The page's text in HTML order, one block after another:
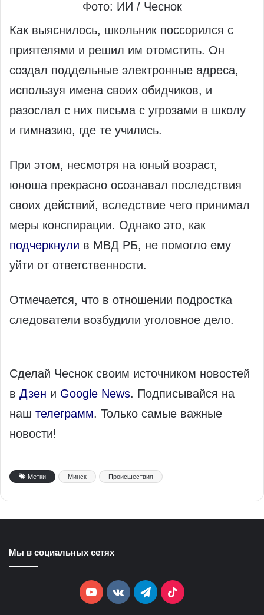
Фото: ИИ / Чеснок
Как выяснилось, школьник поссорился с
приятелями и решил им отомстить. Он
создал поддельные электронные адреса,
используя имена своих обидчиков, и
разослал с них письма с угрозами в школу
и гимназию, где те учились.
При этом, несмотря на юный возраст,
юноша прекрасно осознавал последствия
своих действий, вследствие чего принимал
меры конспирации. Однако это, как
подчеркнули в МВД РБ, не помогло ему
уйти от ответственности.
Отмечается, что в отношении подростка
следователи возбудили уголовное дело.
Сделай Чеснок своим источником новостей
в Дзен и Google News. Подписывайся на
наш телеграмм. Только самые важные
новости!
Метки Минск Происшествия
Мы в социальных сетях
YouTubevk.comTelegramTikTok